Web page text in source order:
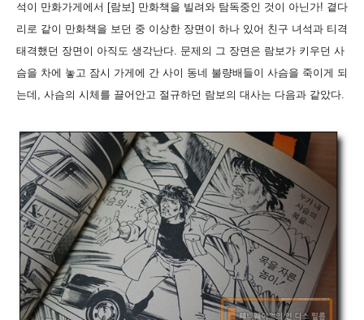
석이 만화가게에서 [람보] 만화책을 빌려와 탐독중인 것이 아닌가! 곁다
리로 같이 만화책을 보던 중 이상한 장면이 하나 있어 친구 녀석과 티격
태격했던 장면이 아직도 생각난다. 문제의 그 장면은 람보가 키우던 사
슴을 차에 놓고 잠시 가게에 간 사이 동네 불량배들이 사슴을 죽이게 되
는데, 사슴의 시체를 끌어안고 절규하던 람보의 대사는 다음과 같았다.